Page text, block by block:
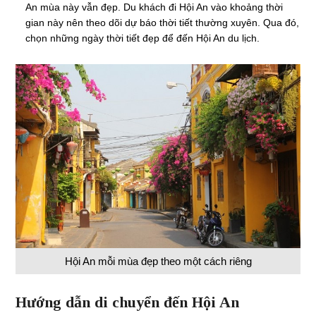
An mùa này vẫn đẹp. Du khách đi Hội An vào khoảng thời
gian này nên theo dõi dự báo thời tiết thường xuyên. Qua đó,
chọn những ngày thời tiết đẹp để đến Hội An du lịch.
Hội An mỗi mùa đẹp theo một cách riêng
Hướng dẫn di chuyển đến Hội An